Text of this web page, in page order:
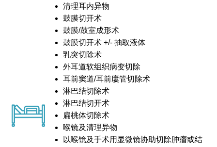
清理耳内异物
鼓膜切开术
鼓膜/鼓室成形术
鼓膜切开术 +/- 抽取液体
乳突切除术
外耳道软组织病变切除
耳前窦道/耳前廔管切除术
淋巴结切除术
淋巴结切开术
扁桃体切除术
喉镜及清理异物
以喉镜及手术用显微镜协助切除肿瘤或结